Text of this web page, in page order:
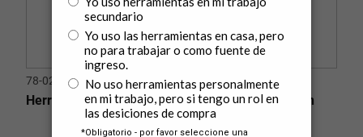
78-020
Herramienta Magnética Flexible de Recuperación